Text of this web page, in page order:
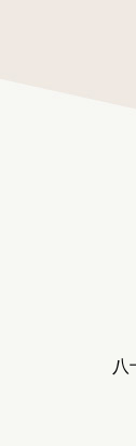
八